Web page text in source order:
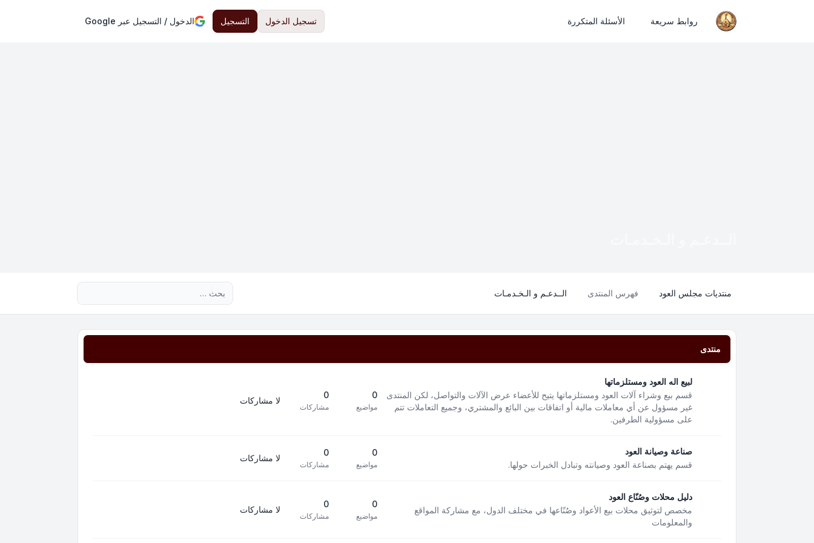
روابط سريعة الأسئلة المتكررة تسجيل الدخول التسجيل الدخول / التسجيل عبر Google
منتديات مجلس العود فهرس المنتدى الــدعـم و الـخـدمـات
منتدى
لبيع اله العود ومستلزماتها
قسم بيع وشراء آلات العود ومستلزماتها يتيح للأعضاء عرض الآلات والتواصل، لكن المنتدى
غير مسؤول عن أي معاملات مالية أو اتفاقات بين البائع والمشتري، وجميع التعاملات تتم
على مسؤولية الطرفين.
0
مواضيع
0
مشاركات
لا مشاركات
صناعة وصيانة العود
قسم يهتم بصناعة العود وصيانته وتبادل الخبرات حولها.
0
مواضيع
0
مشاركات
لا مشاركات
دليل محلات وصُنّاع العود
مخصص لتوثيق محلات بيع الأعواد وصُنّاعها في مختلف الدول، مع مشاركة المواقع
والمعلومات
0
مواضيع
0
مشاركات
لا مشاركات